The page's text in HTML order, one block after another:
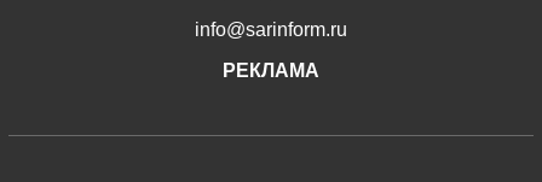
info@sarinform.ru
РЕКЛАМА